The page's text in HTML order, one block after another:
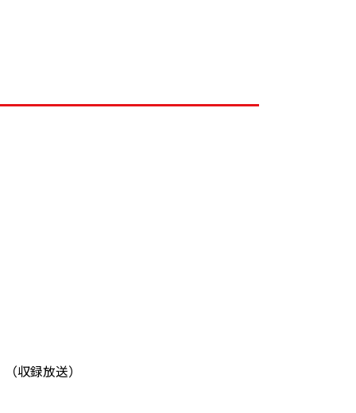
収録放送）